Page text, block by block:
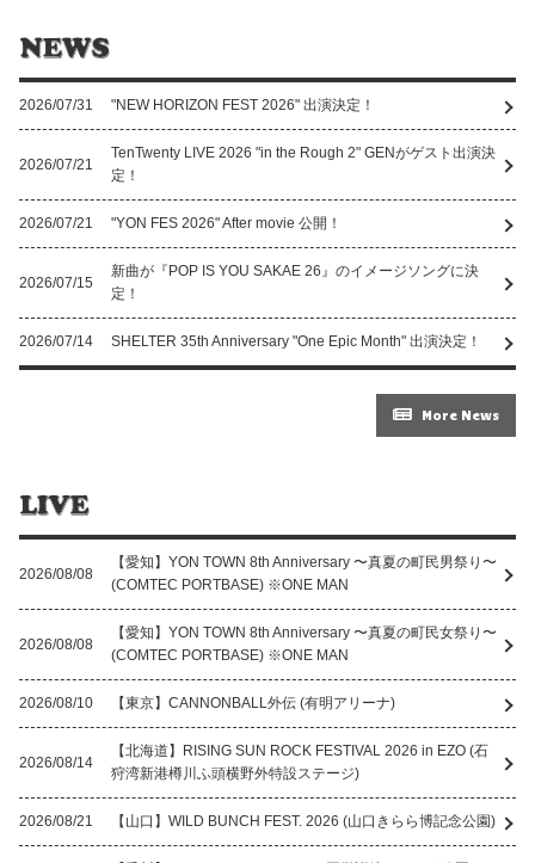
2026/07/31 "NEW HORIZON FEST 2026" 出演決定！
2026/07/21
TenTwenty LIVE 2026 "in the Rough 2" GENがゲスト出演決
定！
2026/07/21 "YON FES 2026" After movie 公開！
2026/07/15
新曲が『POP IS YOU SAKAE 26』のイメージソングに決
定！
2026/07/14 SHELTER 35th Anniversary "One Epic Month" 出演決定！
More News
2026/08/08
【愛知】YON TOWN 8th Anniversary 〜真夏の町⺠男祭り〜
(COMTEC PORTBASE) ※ONE MAN
2026/08/08
【愛知】YON TOWN 8th Anniversary 〜真夏の町⺠⼥祭り〜
(COMTEC PORTBASE) ※ONE MAN
2026/08/10 【東京】CANNONBALL外伝 (有明アリーナ)
2026/08/14
【北海道】RISING SUN ROCK FESTIVAL 2026 in EZO (石
狩湾新港樽川ふ頭横野外特設ステージ)
2026/08/21 【山口】WILD BUNCH FEST. 2026 (山口きらら博記念公園)